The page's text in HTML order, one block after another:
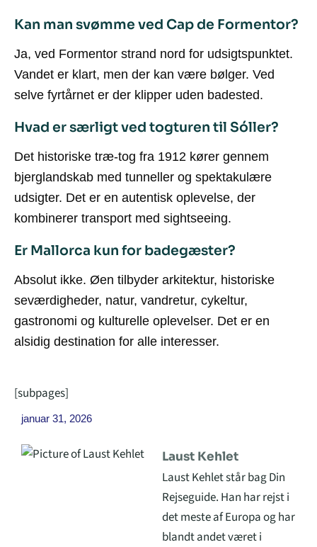
Kan man svømme ved Cap de Formentor?
Ja, ved Formentor strand nord for udsigtspunktet.
Vandet er klart, men der kan være bølger. Ved
selve fyrtårnet er der klipper uden badested.
Hvad er særligt ved togturen til Sóller?
Det historiske træ-tog fra 1912 kører gennem
bjerglandskab med tunneller og spektakulære
udsigter. Det er en autentisk oplevelse, der
kombinerer transport med sightseeing.
Er Mallorca kun for badegæster?
Absolut ikke. Øen tilbyder arkitektur, historiske
seværdigheder, natur, vandretur, cykeltur,
gastronomi og kulturelle oplevelser. Det er en
alsidig destination for alle interesser.
[subpages]
januar 31, 2026
Laust Kehlet
Laust Kehlet står bag Din
Rejseguide. Han har rejst i
det meste af Europa og har
blandt andet været i